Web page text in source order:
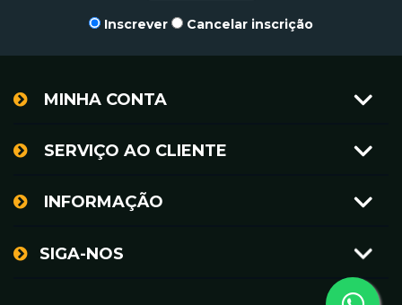
Inscrever Cancelar inscrição
MINHA CONTA
SERVIÇO AO CLIENTE
INFORMAÇÃO
SIGA-NOS